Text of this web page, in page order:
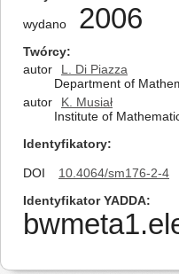
wydano 2006
Twórcy
autor
L. Di Piazza
Department of
autor
K. Musiał
Institute of
Identyfikatory
DOI
10.4064/sm176-2-4
Identyfikator YADDA